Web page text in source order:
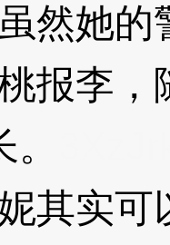
然她
报李
实可